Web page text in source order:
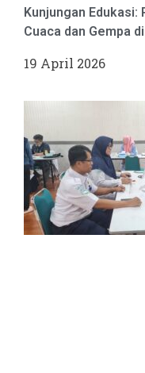
Kunjungan Edukasi:
Cuaca dan Gempa di
19 April 2026